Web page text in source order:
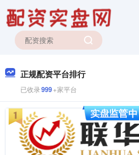
正规配资平台排行
已收录999+家平台